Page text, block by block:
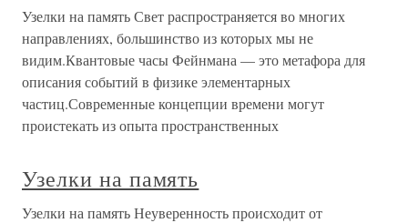
Узелки на память Свет распространяется во многих
направлениях, большинство из которых мы не
видим.Квантовые часы Фейнмана — это метафора для
описания событий в физике элементарных
частиц.Современные концепции времени могут
проистекать из опыта пространственных
Узелки на память
Узелки на память Неуверенность происходит от